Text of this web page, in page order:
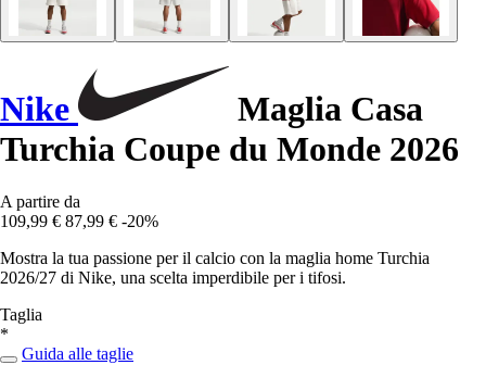
Nike
Maglia Casa
Turchia Coupe du Monde 2026
A partire da
109,99 € 87,99 € -20%
Mostra la tua passione per il calcio con la maglia home Turchia
2026/27 di Nike, una scelta imperdibile per i tifosi.
Taglia
*
Guida alle taglie